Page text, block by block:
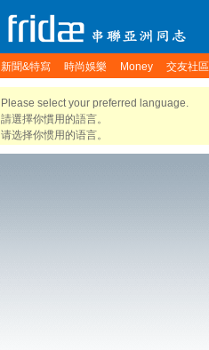
新聞&特寫 時尚娛樂 Money 交友社區
Please select your preferred language.
請選擇你慣用的語言。
请选择你惯用的语言。